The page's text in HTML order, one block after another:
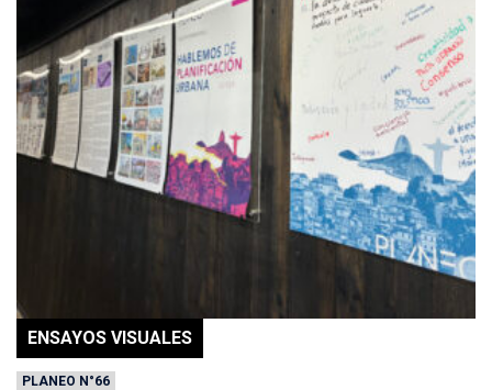
ENSAYOS VISUALES
PLANEO N°66